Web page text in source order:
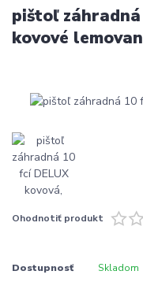
pištoľ záhradná
kovové
Ohodnotiť produkt
Dostupnosť Skladom